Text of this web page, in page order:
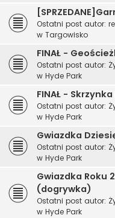
Ostatni post autor:
w Targowisko
FINAŁ -
Ostatni post autor:
w Hyde Park
FINAŁ -
Ostatni post autor:
w Hyde Park
Gwiazdka
Ostatni post autor:
w Hyde Park
Gwiazdka Roku
(dogrywka)
Ostatni post autor:
w Hyde Park